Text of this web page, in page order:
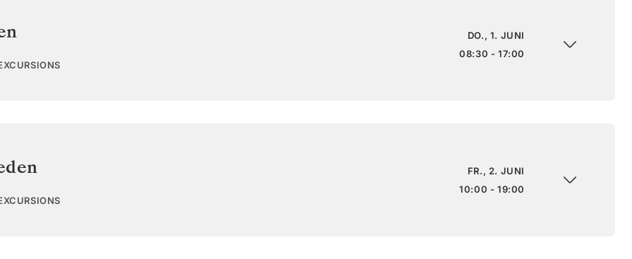
DO., 1. JUNI
08:30 - 17:00
FR., 2. JUNI
10:00 - 19:00